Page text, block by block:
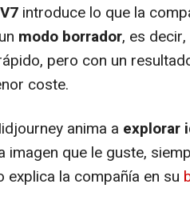
introduce lo que la
modo borrador, es
pero con un
coste.
anima a explorar
imagen que le guste,
explica la compañía en su